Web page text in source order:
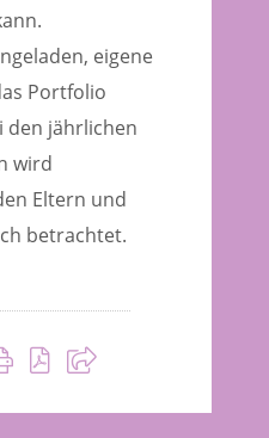
eigene
Portfolio
den jährlichen
wird
Eltern und
betrachtet.